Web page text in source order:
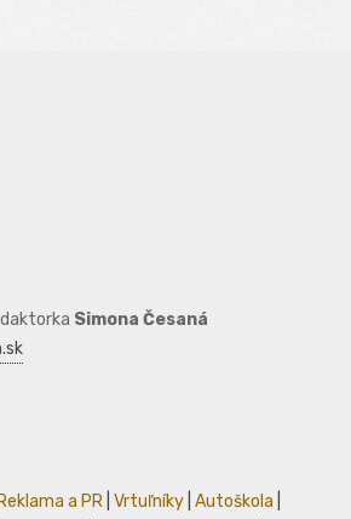
Simona Česaná
Reklama a PR Vrtuľníky Autoškola